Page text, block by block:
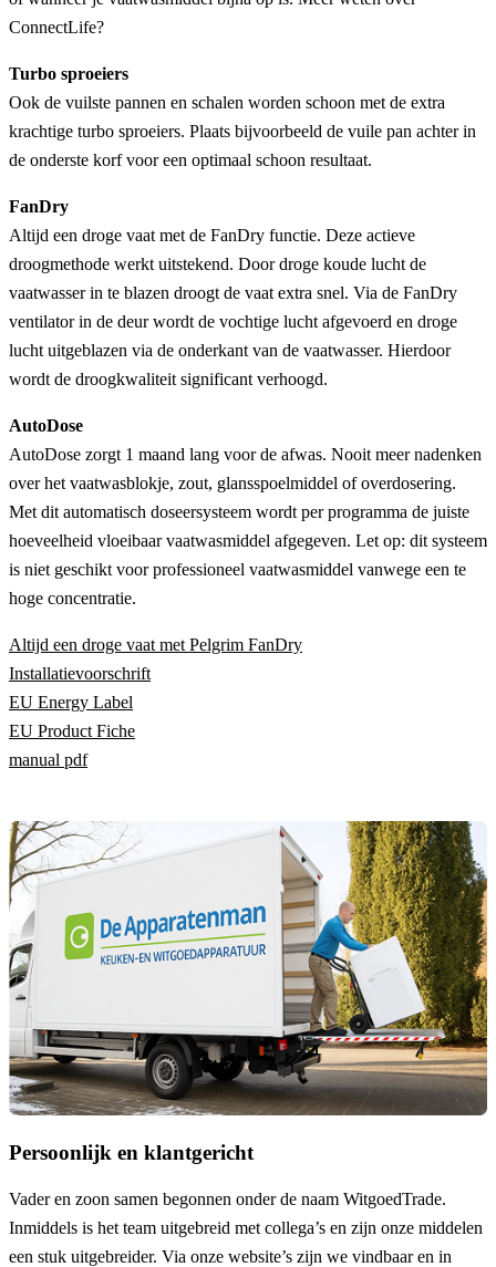
ConnectLife?
Turbo sproeiers
Ook de vuilste pannen en schalen worden schoon met de extra
krachtige turbo sproeiers. Plaats bijvoorbeeld de vuile pan achter in
de onderste korf voor een optimaal schoon resultaat.
FanDry
Altijd een droge vaat met de FanDry functie. Deze actieve
droogmethode werkt uitstekend. Door droge koude lucht de
vaatwasser in te blazen droogt de vaat extra snel. Via de FanDry
ventilator in de deur wordt de vochtige lucht afgevoerd en droge
lucht uitgeblazen via de onderkant van de vaatwasser. Hierdoor
wordt de droogkwaliteit significant verhoogd.
AutoDose
AutoDose zorgt 1 maand lang voor de afwas. Nooit meer nadenken
over het vaatwasblokje, zout, glansspoelmiddel of overdosering.
Met dit automatisch doseersysteem wordt per programma de juiste
hoeveelheid vloeibaar vaatwasmiddel afgegeven. Let op: dit systeem
is niet geschikt voor professioneel vaatwasmiddel vanwege een te
hoge concentratie.
Altijd een droge vaat met Pelgrim FanDry
Installatievoorschrift
EU Energy Label
EU Product Fiche
manual pdf
Persoonlijk en klantgericht
Vader en zoon samen begonnen onder de naam WitgoedTrade.
Inmiddels is het team uitgebreid met collega’s en zijn onze middelen
een stuk uitgebreider. Via onze website’s zijn we vindbaar en in